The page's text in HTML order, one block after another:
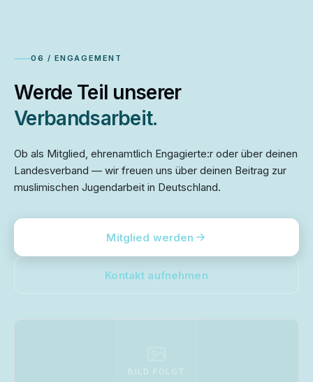
06 / ENGAGEMENT
Werde Teil unserer
Verbandsarbeit.
Ob als Mitglied, ehrenamtlich Engagierte:r oder über deinen
Landesverband — wir freuen uns über deinen Beitrag zur
muslimischen Jugendarbeit in Deutschland.
Mitglied werden
Kontakt aufnehmen
BILD FOLGT